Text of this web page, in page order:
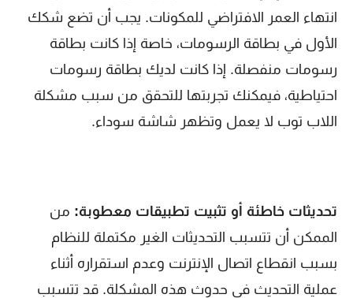
انتهاء العمر الافتراضي للمكونات. يجب أن تضع شكك
الأول في بطاقة الرسومات، خاصة إذا كانت بطاقة
رسومات منفصلة. إذا كانت لديك بطاقة رسومات
احتياطية، فيمكنك تجربتها للتحقق من سبب مشكلة
اللاب توب لا يعمل وتظهر شاشة سوداء.
تحديثات خاطئة أو تثبيت تطبيقات معطوبة: من
الممكن أن تتسبب التحديثات الغير مكتملة للنظام
بسبب انقطاع اتصال الإنترنت وعدم استقراره أثناء
عملية التحديث في حدوث هذه المشكلة. قد تتسبب